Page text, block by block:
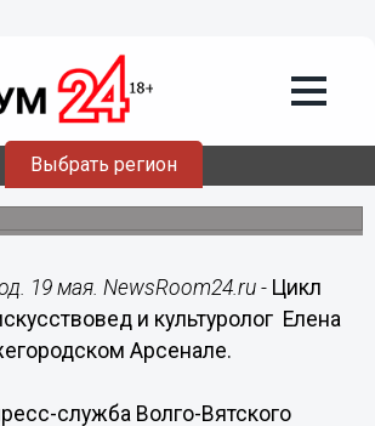
Выбрать регион
читает искусствовед и
Елена Булычева в
Арсенале
«Противостояние или
О соотношении искусства
будут прочитаны 20 и 25
19 мая. NewsRoom24.ru - Цикл
и культуролог Елена
Арсенале.
служба Волго-Вятского